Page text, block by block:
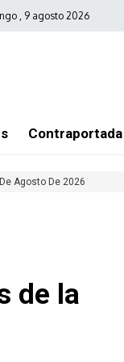
, 9 agosto 2026
Contraportada
Agosto De 2026
de la